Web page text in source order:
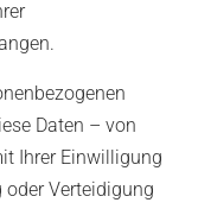
Daten – von
Ihrer Einwilligung
Verteidigung